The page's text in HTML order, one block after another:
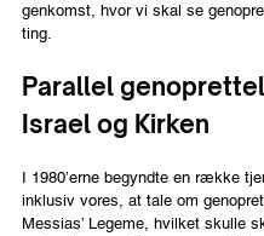
genkomst, hvor vi skal se
ting.
Parallel
Israel og Kirken
I 1980’erne begyndte en række
inklusiv vores, at tale om
Messias’ Legeme, hvilket skulle